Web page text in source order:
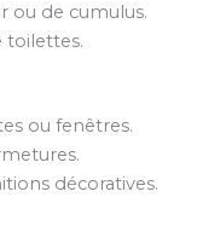
ou de cumulus.
toilettes.
ou fenêtres.
décoratives.